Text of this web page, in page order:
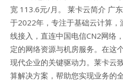
宽 113.6元/月。 莱卡云简介 广
于2022年，专注于基础云计算，
线接入，直连中国电信CN2网络
定的网络资源与机房服务。在这
现代企业的关键驱动力。莱卡云
算解决方案，帮助您实现业务的